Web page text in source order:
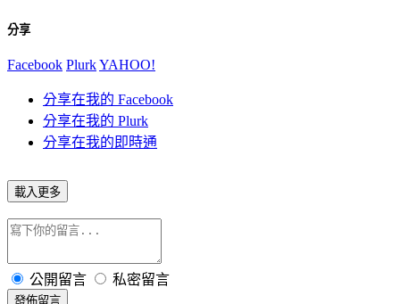
分享
Facebook PlurkYAHOO!
分享在我的 Facebook
分享在我的 Plurk
分享在我的即時通
載入更多
公開留言 私密留言
發佈留言